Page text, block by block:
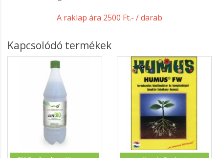
A raklap ára 2500 Ft.- / darab
Kapcsolódó termékek